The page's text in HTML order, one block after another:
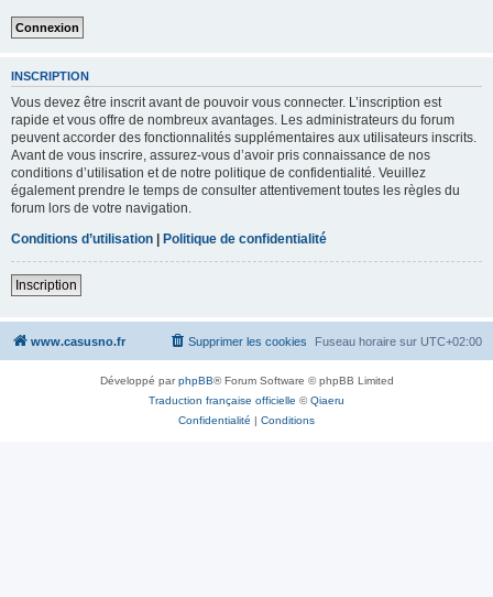
INSCRIPTION
Vous devez être inscrit avant de pouvoir vous connecter. L’inscription est
rapide et vous offre de nombreux avantages. Les administrateurs du forum
peuvent accorder des fonctionnalités supplémentaires aux utilisateurs inscrits.
Avant de vous inscrire, assurez-vous d’avoir pris connaissance de nos
conditions d’utilisation et de notre politique de confidentialité. Veuillez
également prendre le temps de consulter attentivement toutes les règles du
forum lors de votre navigation.
Conditions d’utilisation | Politique de confidentialité
Inscription
www.casusno.fr Fuseau horaire sur UTC+02:00
Supprimer les cookies
Développé parphpBB® Forum Software © phpBB Limited
Traduction française officielle ©Qiaeru
Confidentialité | Conditions